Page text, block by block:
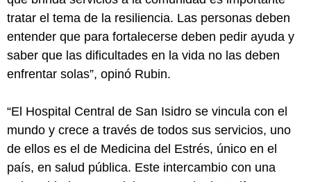
tratar el tema de la resiliencia. Las personas deben
entender que para fortalecerse deben pedir ayuda y
saber que las dificultades en la vida no las deben
enfrentar solas”, opinó Rubin.
“El Hospital Central de San Isidro se vincula con el
mundo y crece a través de todos sus servicios, uno
de ellos es el de Medicina del Estrés, único en el
país, en salud pública. Este intercambio con una